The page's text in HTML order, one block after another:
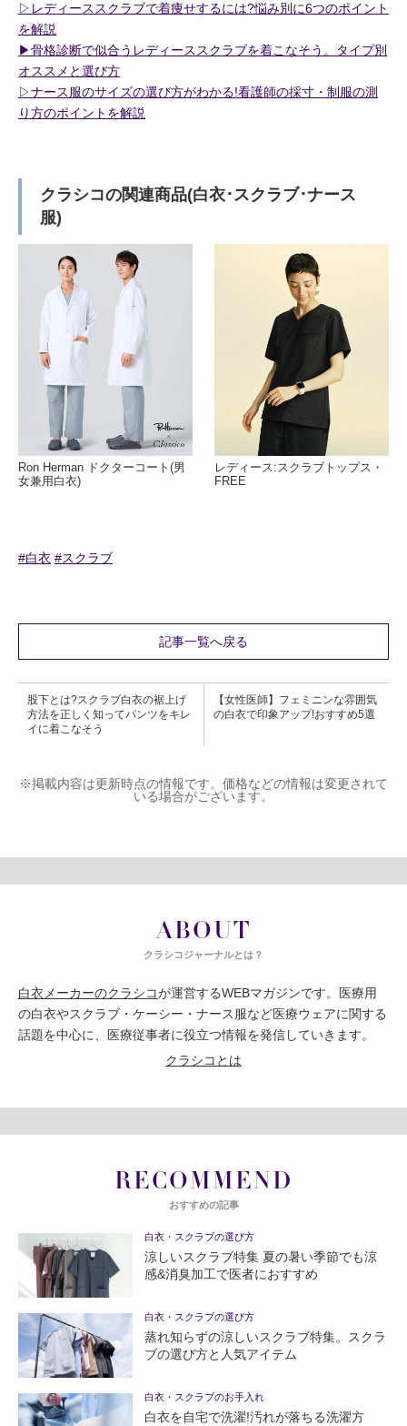
▷レディーススクラブで着痩せするには?悩み別に6つのポイント
を解説
▶︎骨格診断で似合うレディーススクラブを着こなそう。タイプ別
オススメと選び方
▷ナース服のサイズの選び方がわかる!看護師の採寸・制服の測
り方のポイントを解説
クラシコの関連商品(白衣･スクラブ･ナース
服)
Ron Herman ドクターコート(男
女兼用白衣)
レディース:スクラブトップス・
FREE
#白衣 #スクラブ
記事一覧へ戻る
股下とは?スクラブ白衣の裾上げ
方法を正しく知ってパンツをキレ
イに着こなそう
【女性医師】フェミニンな雰囲気
の白衣で印象アップ!おすすめ5選
※掲載内容は更新時点の情報です。価格などの情報は変更されて
いる場合がございます。
ABOUT
クラシコジャーナルとは？
白衣メーカーのクラシコが運営するWEBマガジンです。医療用
の白衣やスクラブ・ケーシー・ナース服など医療ウェアに関する
話題を中心に、医療従事者に役立つ情報を発信していきます。
クラシコとは
RECOMMEND
おすすめの記事
白衣・スクラブの選び方
涼しいスクラブ特集 夏の暑い季節でも涼
感&消臭加工で医者におすすめ
白衣・スクラブの選び方
蒸れ知らずの涼しいスクラブ特集。スクラ
ブの選び方と人気アイテム
白衣・スクラブのお手入れ
白衣を自宅で洗濯!汚れが落ちる洗濯方